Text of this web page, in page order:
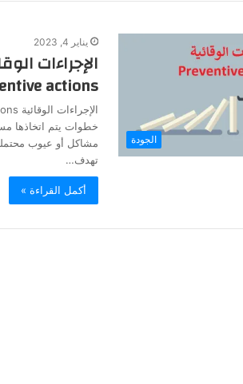
الجودة
يناير 4, 2023
الإجراءات
actions
خطوات يتم اتخاذها
مشاكل أو عيوب
تهدف…
أكمل القراءة »